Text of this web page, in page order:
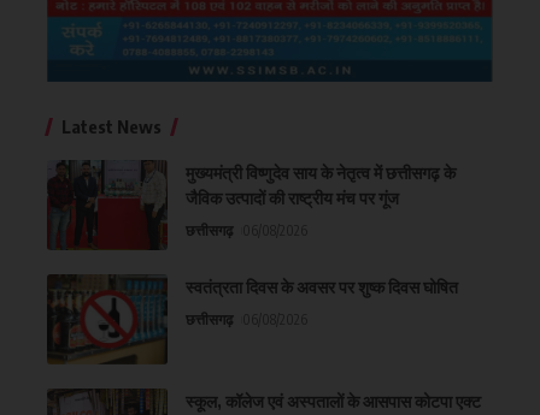
Latest News
मुख्यमंत्री विष्णुदेव साय के नेतृत्व में छत्तीसगढ़ के
जैविक उत्पादों की राष्ट्रीय मंच पर गूंज
छत्तीसगढ़
स्वतंत्रता दिवस के अवसर पर शुष्क दिवस घोषित
छत्तीसगढ़
स्कूल, कॉलेज एवं अस्पतालों के आसपास कोटपा एक्ट